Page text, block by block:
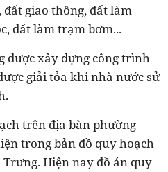
đất giao thông, đất làm
đất làm trạm bơm...
được xây dựng công trình
giải tỏa khi nhà nước sử
trên địa bàn phường
trong bản đồ quy hoạch
Hiện nay đồ án quy